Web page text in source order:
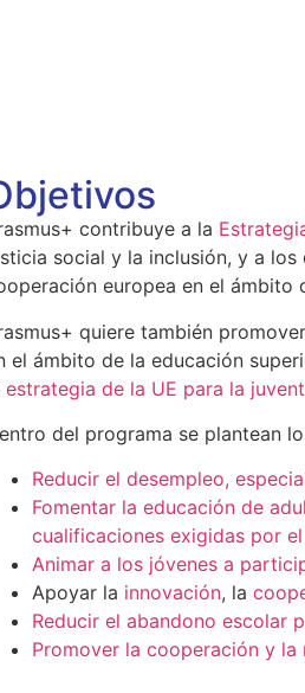
contribuye a la
social y la inclusión, y a
europea en el ámbito
quiere también
el ámbito de la educación
estrategia de la UE para la
del programa se plantean
Reducir el desempleo,
Fomentar la educación de
cualificaciones exigidas por
Animar a los jóvenes a
Apoyar la innovación, la
Reducir el abandono escolar
Promover la cooperación y